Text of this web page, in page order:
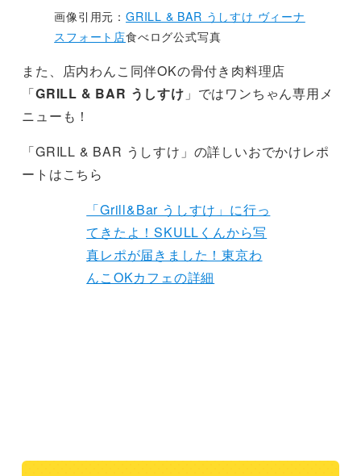
画像引用元： GRILL & BAR うしすけ ヴィーナ
スフォート店食べログ公式写真
また、店内わんこ同伴OKの骨付き肉料理店
「GRILL & BAR うしすけ 」ではワンちゃん専用メ
ニューも！
「GRILL & BAR うしすけ」の詳しいおでかけレポ
ートはこちら
「Grill&Bar うしすけ」に行っ
てきたよ！SKULLくんから写
真レポが届きました！東京わ
んこOKカフェの詳細